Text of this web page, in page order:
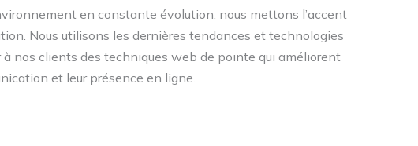
en constante évolution, nous mettons l’accent
Nous utilisons les dernières tendances et technologies
à nos clients des techniques web de pointe qui améliorent
et leur présence en ligne.